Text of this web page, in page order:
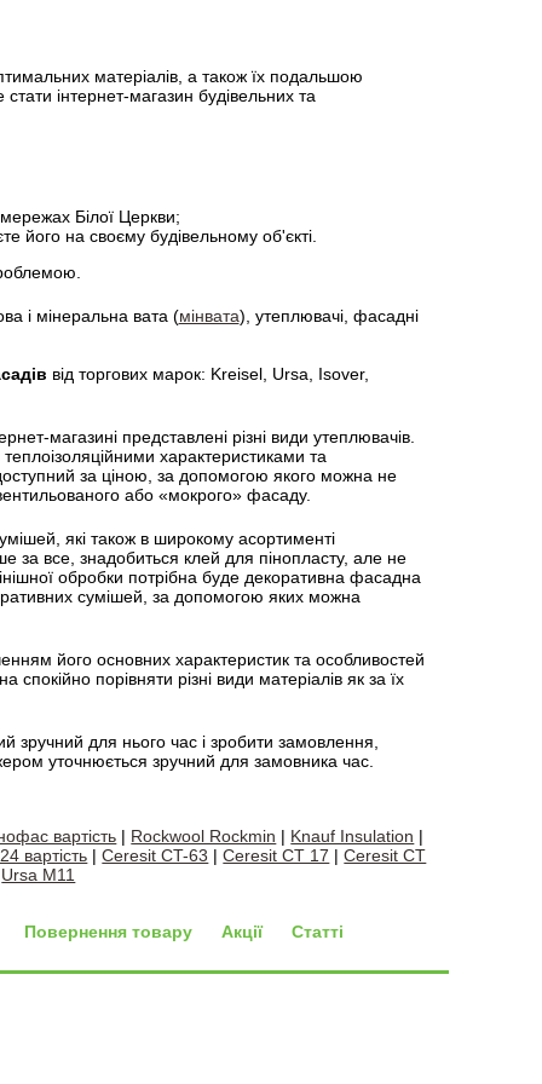
63,70 грн.
матеріалів, а також їх подальшою
інтернет-магазин будівельних та
мережах Білої Церкви;
його на своєму будівельному об'єкті.
і мінеральна вата (мінвата), утеплювачі, фасадні
від торгових марок: Kreisel, Ursa, Isover,
магазині представлені різні види утеплювачів.
характеристиками та
за ціною, за допомогою якого можна не
або «мокрого» фасаду.
які також в широкому асортименті
за все, знадобиться клей для пінопласту, але не
обробки потрібна буде декоративна фасадна
сумішей, за допомогою яких можна
його основних характеристик та особливостей
спокійно порівняти різні види матеріалів як за їх
для нього час і зробити замовлення,
уточнюється зручний для замовника час.
вартість | Rockwool Rockmin | Knauf Insulation |
вартість |Ceresit CT-63 |Ceresit CT 17 |Ceresit CT
Ursa M11
Повернення товару Акції
Статті